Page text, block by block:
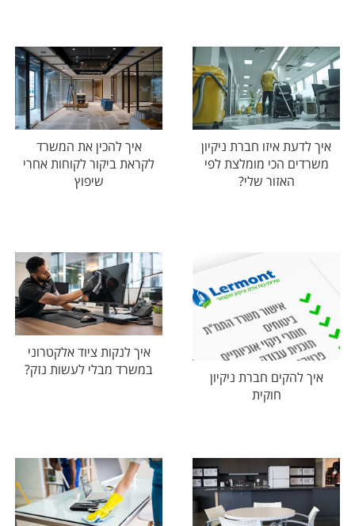
איך לדעת איזו חברת ניקיון
משרדים הכי מומלצת לפי
האזור שלי?
איך להכין את המשרד
לקראת ביקור לקוחות אחרי
שיפוץ
איך להקים חברת ניקיון
חוקית
איך לנקות ציוד אלקטרוני
במשרד מבלי לעשות נזק?